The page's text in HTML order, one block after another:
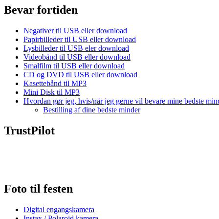
Bevar fortiden
Negativer til USB eller download
Papirbilleder til USB eller download
Lysbilleder til USB eler download
Videobånd til USB eller download
Smalfilm til USB eller download
CD og DVD til USB eller download
Kasettebånd til MP3
Mini Disk til MP3
Hvordan gør jeg, hvis/når jeg gerne vil bevare mine bedste
Bestilling af dine bedste minder
TrustPilot
Foto til festen
Digital engangskamera